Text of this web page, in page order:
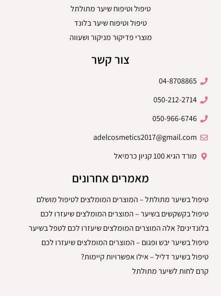
טיפול וטיפוח שיער מתולתל
טיפול וטיפוח שיער בלונד
מוצרי פדיקור מניקור ושעווה
צור קשר
04-8708865
050-212-2714
050-966-6746
adelcosmetics2017@gmail.com
מורד הגיא 100 קניון כרמיאל
מאמרים אחרונים
טיפול בשיער מתולתל – המוצרים המומלצים לטיפול מושלם
טיפול בקשקשים בשיער – המוצרים המומלצים שיעזרו לכם
בלונדינים? אלה המוצרים המומלצים שיעזרו לכם לטפל בשיער
טיפול בשיער יבש ופגום – המוצרים המומלצים שיעזרו לכם
טיפול בשיער דליל – אילו אפשרויות קיימות?
קרם לחות לשיער מתולתל